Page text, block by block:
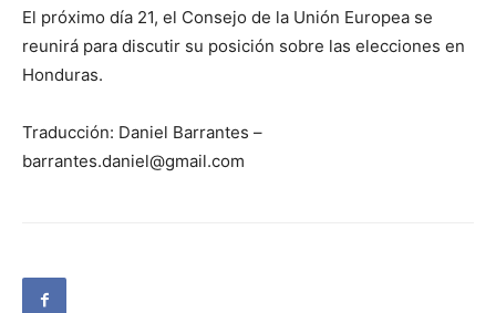
El próximo día 21, el Consejo de la Unión Europea se
reunirá para discutir su posición sobre las elecciones en
Honduras.
Traducción: Daniel Barrantes –
barrantes.daniel@gmail.com